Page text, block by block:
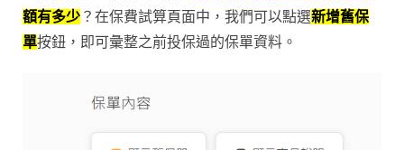
額有多少 ？在保費試算頁面中，我們可以點選新增舊保
單按鈕，即可彙整之前投保過的保單資料。